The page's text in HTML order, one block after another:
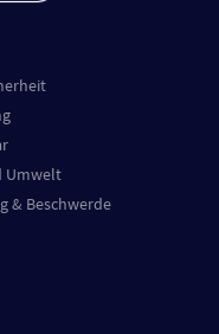
Umwelt
& Beschwerde